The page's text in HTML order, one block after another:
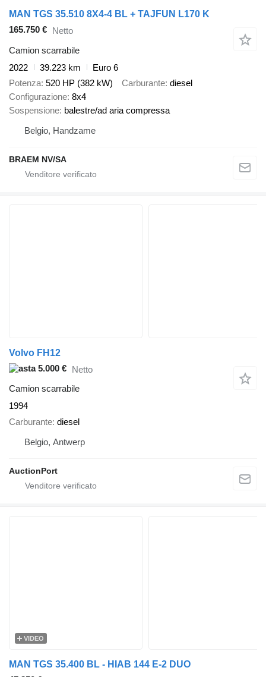
MAN TGS 35.510 8X4-4 BL + TAJFUN L170 K
165.750 € Netto
Camion scarrabile
2022
39.223 km
Euro 6
Potenza 520 HP (382 kW) Carburante diesel
Configurazione 8x4
Sospensione balestre/ad aria compressa
Belgio, Handzame
BRAEM NV/SA
Volvo FH12
5.000 € Netto
Camion scarrabile
1994
Carburante diesel
Belgio, Antwerp
AuctionPort
VIDEO
MAN TGS 35.400 BL - HIAB 144 E-2 DUO